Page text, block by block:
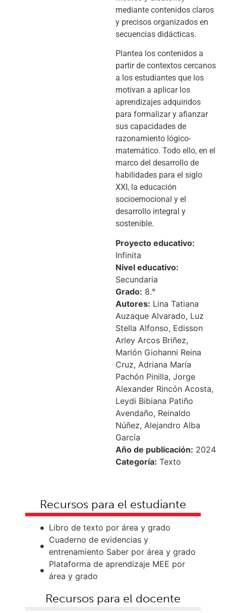
mediante contenidos claros
y precisos organizados en
secuencias didácticas.
Plantea los contenidos a
partir de contextos cercanos
a los estudiantes que los
motivan a aplicar los
aprendizajes adquiridos
para formalizar y afianzar
sus capacidades de
razonamiento lógico-
matemático. Todo ello, en el
marco del desarrollo de
habilidades para el siglo
XXI, la educación
socioemocional y el
desarrollo integral y
sostenible.
Proyecto educativo:
Infinita
Nivel educativo:
Secundaria
Grado: 8.°
Autores: Lina Tatiana
Auzaque Alvarado, Luz
Stella Alfonso, Edisson
Arley Arcos Briñez,
Marlón Giohanni Reina
Cruz, Adriana María
Pachón Pinilla, Jorge
Alexander Rincón Acosta,
Leydi Bibiana Patiño
Avendaño, Reinaldo
Núñez, Alejandro Alba
García
Año de publicación: 2024
Categoría: Texto
Recursos para el estudiante
Recursos para el docente
Libro de texto por área y grado
Cuaderno de evidencias y
entrenamiento Saber por área y grado
Plataforma de aprendizaje MEE por
área y grado